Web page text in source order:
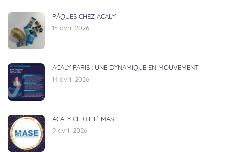
PÂQUES CHEZ ACALY
15 avril 2026
ACALY PARIS : UNE DYNAMIQUE EN MOUVEMENT
14 avril 2026
ACALY CERTIFIÉ MASE
9 avril 2026